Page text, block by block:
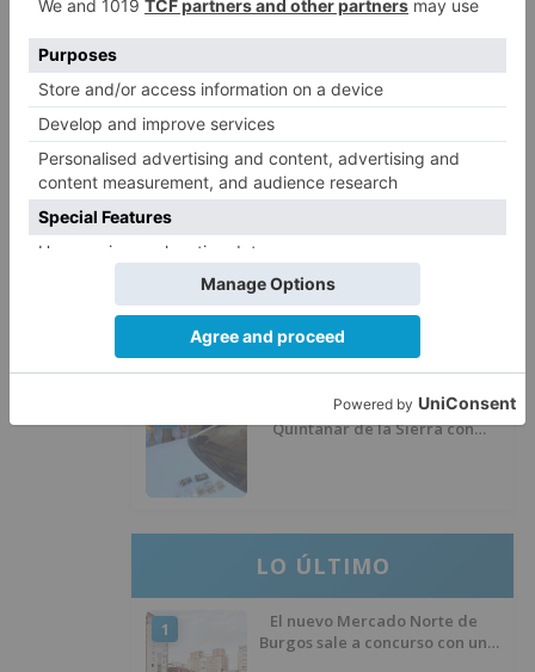
2
de agosto
3
Santiago Lencina, nuevo
refuerzo del Burgos CF para la
temporada 2026/27
El Burgos CF anuncia que Álex
Lizancos ha sido operado con
éxito del menisco de su rodilla
izquierda
Detenidas tres personas en
Quintanar de la Sierra con
LO ÚLTIMO
1
El nuevo Mercado Norte de
Burgos sale a concurso con un